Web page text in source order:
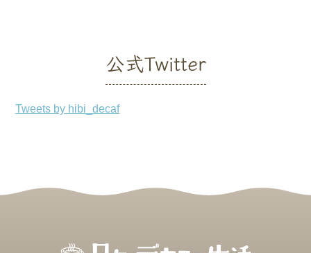
公式Twitter
Tweets by hibi_decaf